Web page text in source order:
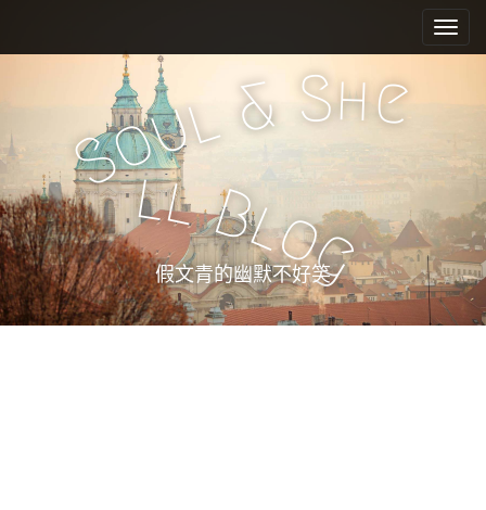
e
n
u
i
c
n
t
e
n
t
S
oul & She
llBlog
假文青的幽默不好笑